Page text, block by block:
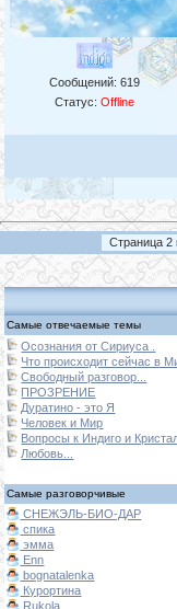
Сообщений:619
Статус:Offline
Страница 2
Самые отвечаемые темы
Осознания от Сириуса .
Что происходит сейчас в
Свободный разговор...
ПРОЗРЕНИЕ
Дуратино - это Я
Человек и Мир
Вопросы к Индиго и
Любовь...
Самые разговорчивые
СНЕЖЭЛЬ-БИО-ДАР
спика
эмма
Enn
bognatalenka
Курортина
Rukola